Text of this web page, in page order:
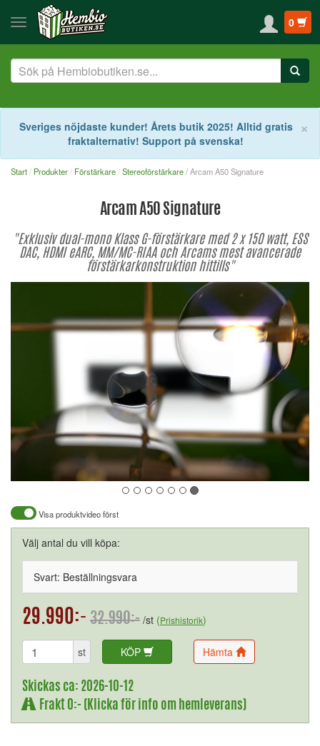
0
×
Sveriges nöjdaste kunder! Årets butik 2025! Alltid gratis
fraktalternativ! Support på svenska!
Start Produkter Förstärkare Stereoförstärkare/ Arcam A50 Signature
Arcam A50 Signature
"Exklusiv dual-mono Klass G-förstärkare med 2 x 150 watt, ESS
DAC, HDMI eARC, MM/MC-RIAA och Arcams mest avancerade
förstärkarkonstruktion hittills"
Visa produktvideo först
Välj antal du vill köpa:
Svart: Beställningsvara
29.990:- 32.990:- /st (Prishistorik)
st KÖP Hämta
Skickas ca: 2026-10-12
Frakt 0:- (Klicka för info om hemleverans)